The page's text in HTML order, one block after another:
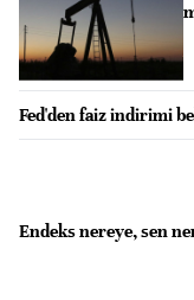
Fed'den faiz indirimi
Endeks nereye, sen